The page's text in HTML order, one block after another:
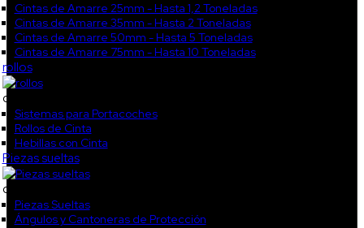
Cintas de Amarre 25mm - Hasta 1,2 Toneladas
Cintas de Amarre 35mm - Hasta 2 Toneladas
Cintas de Amarre 50mm - Hasta 5 Toneladas
Cintas de Amarre 75mm - Hasta 10 Toneladas
rollos
col3
Sistemas para Portacoches
Rollos de Cinta
Hebillas con Cinta
Piezas sueltas
col4
Piezas Sueltas
Ángulos y Cantoneras de Protección